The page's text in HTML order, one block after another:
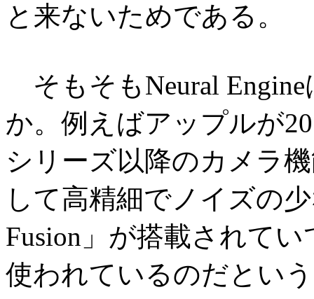
と来ないためである。
そもそもNeural
か。例えばアップルが
シリーズ以降のカメラ
して高精細でノイズの
Fusion」が搭載されてい
使われているのだとい